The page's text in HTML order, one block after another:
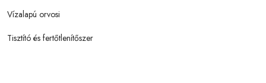
Vízalapú orvosi
Tisztító és fertőtlenítőszer